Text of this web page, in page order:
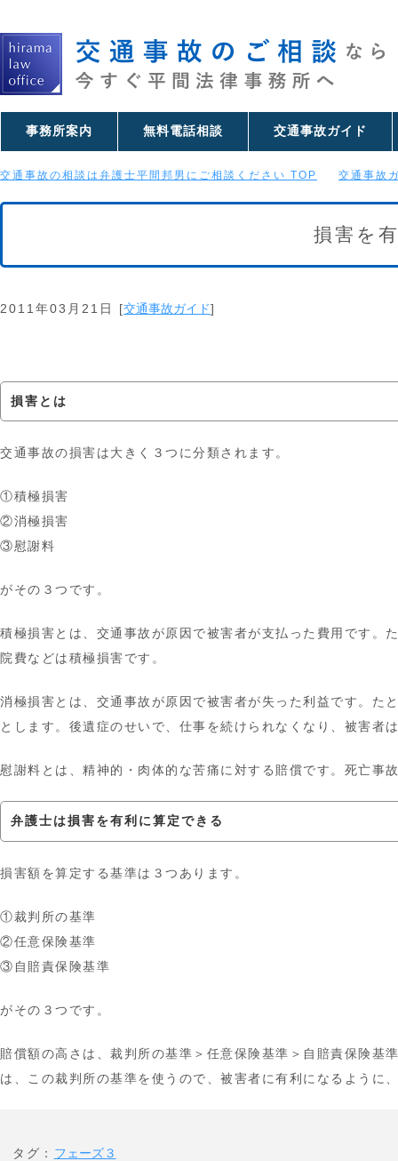
事務所案内 無料電話相談 交通事故ガイド
交通事故の相談は弁護士平間邦男にご相談ください TOP 交通事故
損害を
2011年03月21日 [交通事故ガイド]
損害とは
交通事故の損害は大きく３つに分類されます。
①積極損害
②消極損害
③慰謝料
がその３つです。
積極損害とは、交通事故が原因で被害者が支払った費用です。
院費などは積極損害です。
消極損害とは、交通事故が原因で被害者が失った利益です。た
とします。後遺症のせいで、仕事を続けられなくなり、被害者
慰謝料とは、精神的・肉体的な苦痛に対する賠償です。死亡事
弁護士は損害を有利に算定できる
損害額を算定する基準は３つあります。
①裁判所の基準
②任意保険基準
③自賠責保険基準
がその３つです。
賠償額の高さは、裁判所の基準＞任意保険基準＞自賠責保険基
は、この裁判所の基準を使うので、被害者に有利になるように
タグ： フェーズ３